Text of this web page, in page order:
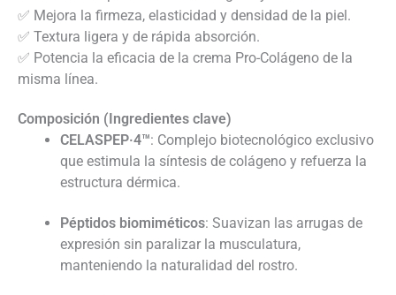
✅ Mejora la firmeza, elasticidad y densidad de la piel.
✅ Textura ligera y de rápida absorción.
✅ Potencia la eficacia de la crema Pro-Colágeno de la
misma línea.
Composición (Ingredientes clave)
CELASPEP·4™: Complejo biotecnológico exclusivo
que estimula la síntesis de colágeno y refuerza la
estructura dérmica.
Péptidos biomiméticos: Suavizan las arrugas de
expresión sin paralizar la musculatura,
manteniendo la naturalidad del rostro.